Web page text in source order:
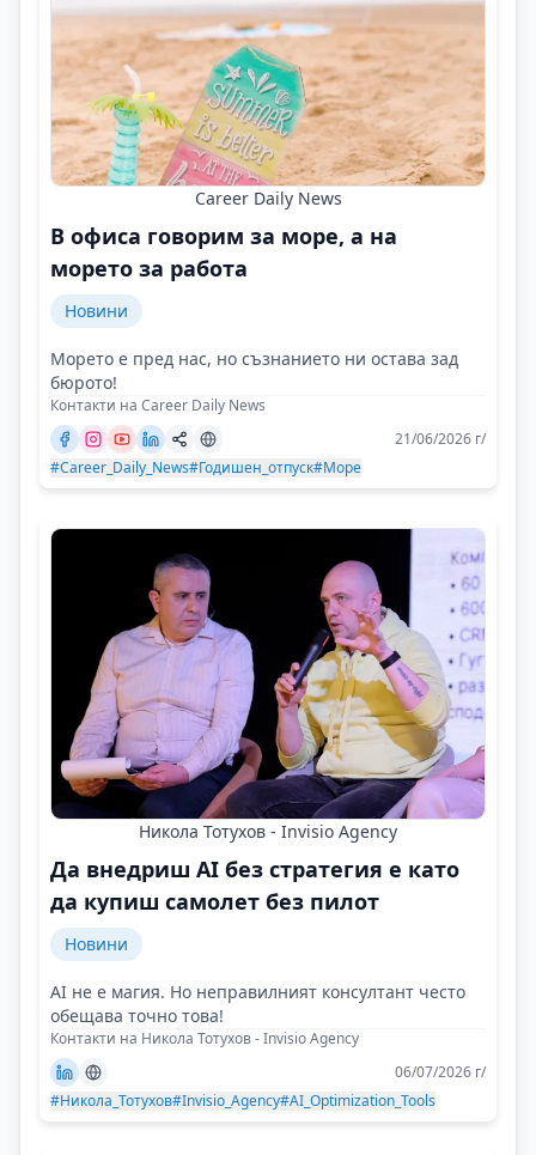
Career Daily News
В офиса говорим за море, а на
морето за работа
Новини
Морето е пред нас, но съзнанието ни остава зад
бюрото!
Контакти на Career Daily News
21/06/2026 г/
#Career_Daily_News#Годишен_отпуск#Море
Никола Тотухов - Invisio Agency
Да внедриш AI без стратегия е като
да купиш самолет без пилот
Новини
AI не е магия. Но неправилният консултант често
обещава точно това!
Контакти на Никола Тотухов - Invisio Agency
06/07/2026 г/
#Никола_Тотухов#Invisio_Agency#AI_Optimization_Tools